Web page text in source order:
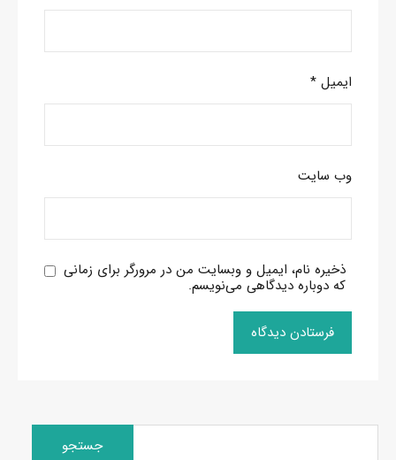
ایمیل *
وب‌ سایت
ذخیره نام، ایمیل و وبسایت من در مرورگر برای زمانی
که دوباره دیدگاهی می‌نویسم.
جستجو